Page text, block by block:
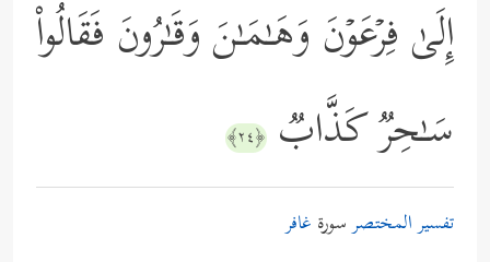
إِلَىٰ فِرۡعَوۡنَ وَهَـٰمَـٰنَ وَقَـٰرُونَ فَقَالُواْ
سَـٰحِرࣱ كَذَّابࣱ ﴿٢٤﴾
تفسير المختصرسورة غافر